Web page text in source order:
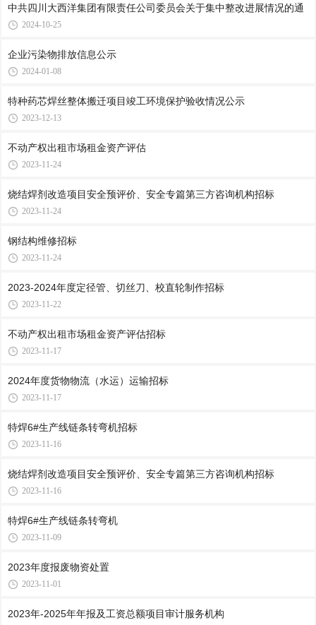
中共四川大西洋集团有限责任公司委员会关于集中整改进展情况的通
2024-10-25
企业污染物排放信息公示
2024-01-08
特种药芯焊丝整体搬迁项目竣工环境保护验收情况公示
2023-12-13
不动产权出租市场租金资产评估
2023-11-24
烧结焊剂改造项目安全预评价、安全专篇第三方咨询机构招标
2023-11-24
钢结构维修招标
2023-11-24
2023-2024年度定径管、切丝刀、校直轮制作招标
2023-11-22
不动产权出租市场租金资产评估招标
2023-11-17
2024年度货物物流（水运）运输招标
2023-11-17
特焊6#生产线链条转弯机招标
2023-11-16
烧结焊剂改造项目安全预评价、安全专篇第三方咨询机构招标
2023-11-16
特焊6#生产线链条转弯机
2023-11-09
2023年度报废物资处置
2023-11-01
2023年-2025年年报及工资总额项目审计服务机构